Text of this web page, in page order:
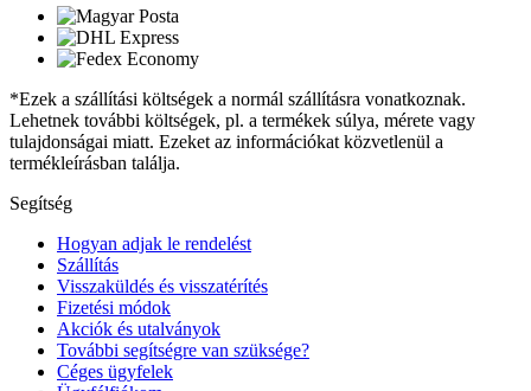
*Ezek a szállítási költségek a normál szállításra vonatkoznak.
Lehetnek további költségek, pl. a termékek súlya, mérete vagy
tulajdonságai miatt. Ezeket az információkat közvetlenül a
termékleírásban találja.
Segítség
Hogyan adjak le rendelést
Szállítás
Visszaküldés és visszatérítés
Fizetési módok
Akciók és utalványok
További segítségre van szüksége?
Céges ügyfelek